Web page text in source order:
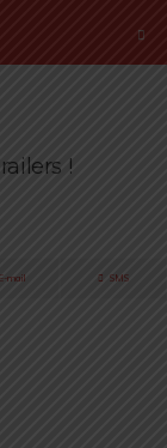
!
E-mail SMS